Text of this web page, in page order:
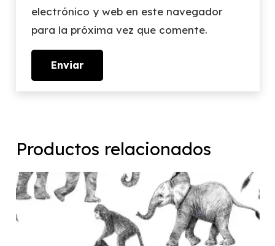
electrónico y web en este navegador
para la próxima vez que comente.
Productos relacionados